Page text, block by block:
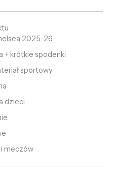
2025-26
+ krótkie spodenki
sportowy
dzieci
meczów